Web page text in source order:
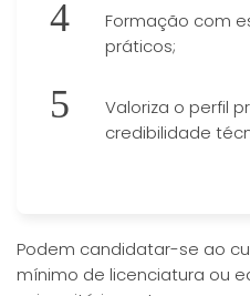
Formação com
práticos;
Valoriza o perfil
credibilidade
Podem candidatar-se ao
mínimo de licenciatura ou